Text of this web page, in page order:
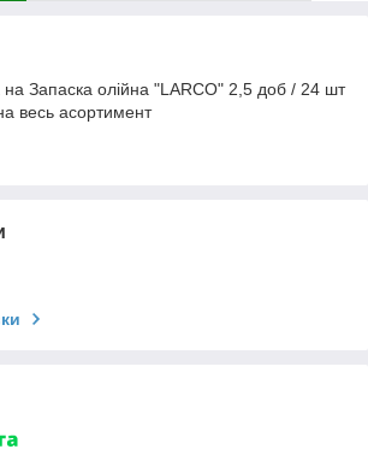
Запаска олійна "LARCO" 2,5 доб / 24 шт
весь асортимент